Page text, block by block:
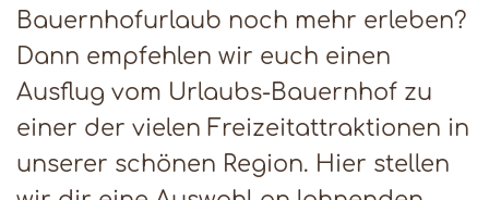
Bauernhofurlaub noch mehr erleben?
Dann empfehlen wir euch einen
Ausflug vom Urlaubs-Bauernhof zu
einer der vielen Freizeitattraktionen in
unserer schönen Region. Hier stellen